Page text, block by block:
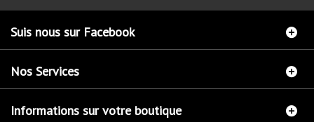
Suis nous sur Facebook
Nos Services
Informations sur votre boutique